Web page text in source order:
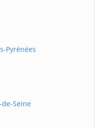
Pyrénées
Seine